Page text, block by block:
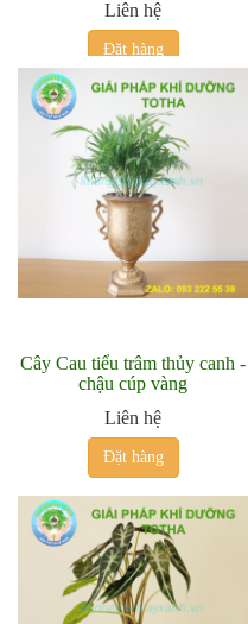
Liên hệ
Đặt hàng
Cây Cau tiểu trâm thủy canh -
chậu cúp vàng
Liên hệ
Đặt hàng